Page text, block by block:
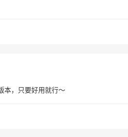
本，只要好用就行～